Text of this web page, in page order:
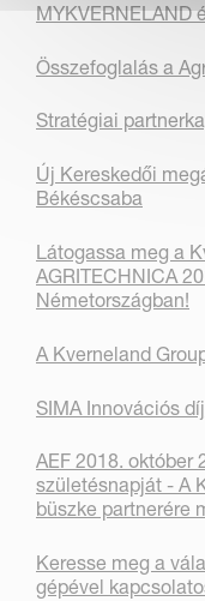
MYKVERNELAND
Összefoglalás a
Stratégiai
Új Kereskedői
Békéscsaba
Látogassa meg a
AGRITECHNICA
Németországban!
A Kverneland
SIMA Innovációs
AEF 2018. október
születésnapját - A
büszke partnerére
Keresse meg a
gépével